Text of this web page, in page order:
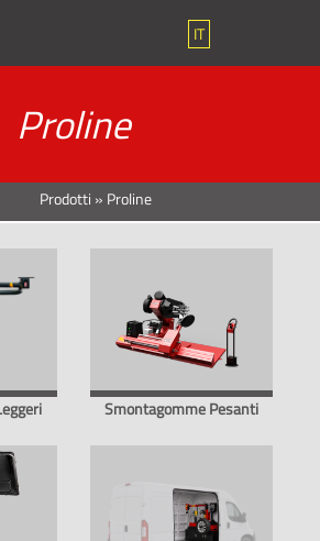
IT
Proline
Prodotti » Proline
Smontagomme Pesanti